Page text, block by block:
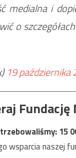
medialna i
o
19 października
Fundację
15
wsparcia naszej